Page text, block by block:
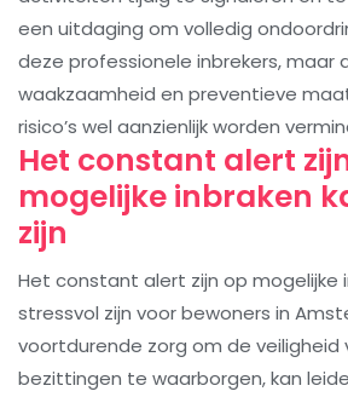
een uitdaging om volledig
deze professionele inbrekers, maar
waakzaamheid en preventieve
risico’s wel aanzienlijk worden
Het constant alert
mogelijke inbraken
zijn
Het constant alert zijn op mogelijke
stressvol zijn voor bewoners in
voortdurende zorg om de veiligheid
bezittingen te waarborgen, kan